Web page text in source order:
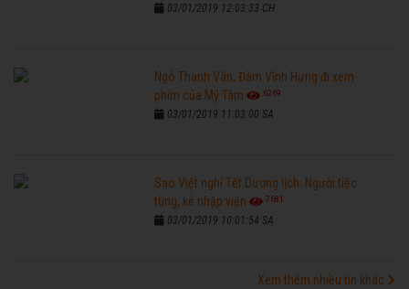
03/01/2019 12:03:33 CH
Ngô Thanh Vân, Đàm Vĩnh Hưng đi xem
phim của Mỹ Tâm
6269
03/01/2019 11:03:00 SA
Sao Việt nghỉ Tết Dương lịch: Người tiệc
tùng, kẻ nhập viện
7681
03/01/2019 10:01:54 SA
Xem thêm nhiều tin khác